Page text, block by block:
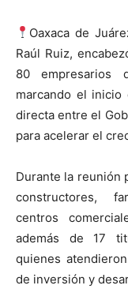
Oaxaca de
Raúl Ruiz,
80 empresarios
marcando el inicio
directa entre el
para acelerar el
Durante la reunión
constructores,
centros
además de 17
quienes
de inversión y